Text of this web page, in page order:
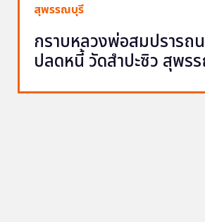
สุพรรณบุรี
กราบหลวงพ่อสมปรารถ
ปลดหนี้ วัดสำปะซิว สุพร